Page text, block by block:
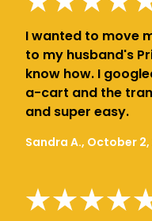
I wanted to move
to my husband's
know how. I
a-cart and the
and super easy.
Sandra A., October